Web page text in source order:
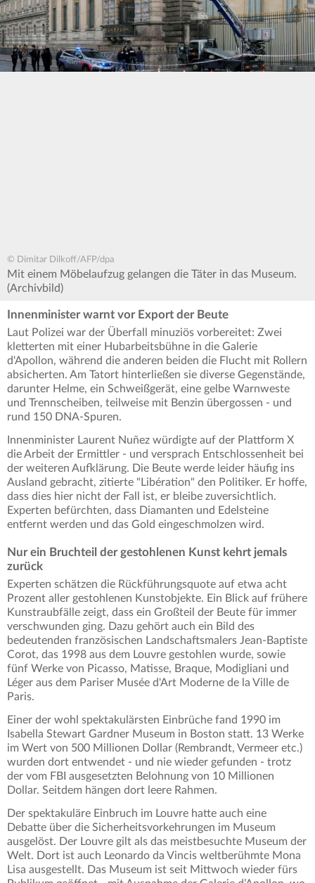
© Dimitar Dilkoff/AFP/dpa
Mit einem Möbelaufzug gelangen die Täter in das Museum.
(Archivbild)
Innenminister warnt vor Export der Beute
Laut Polizei war der Überfall minuziös vorbereitet: Zwei
kletterten mit einer Hubarbeitsbühne in die Galerie
d'Apollon, während die anderen beiden die Flucht mit Rollern
absicherten. Am Tatort hinterließen sie diverse Gegenstände,
darunter Helme, ein Schweißgerät, eine gelbe Warnweste
und Trennscheiben, teilweise mit Benzin übergossen - und
rund 150 DNA-Spuren.
Innenminister Laurent Nuñez würdigte auf der Plattform X
die Arbeit der Ermittler - und versprach Entschlossenheit bei
der weiteren Aufklärung. Die Beute werde leider häufig ins
Ausland gebracht, zitierte "Libération" den Politiker. Er hoffe,
dass dies hier nicht der Fall ist, er bleibe zuversichtlich.
Experten befürchten, dass Diamanten und Edelsteine
entfernt werden und das Gold eingeschmolzen wird.
Nur ein Bruchteil der gestohlenen Kunst kehrt jemals
zurück
Experten schätzen die Rückführungsquote auf etwa acht
Prozent aller gestohlenen Kunstobjekte. Ein Blick auf frühere
Kunstraubfälle zeigt, dass ein Großteil der Beute für immer
verschwunden ging. Dazu gehört auch ein Bild des
bedeutenden französischen Landschaftsmalers Jean-Baptiste
Corot, das 1998 aus dem Louvre gestohlen wurde, sowie
fünf Werke von Picasso, Matisse, Braque, Modigliani und
Léger aus dem Pariser Musée d'Art Moderne de la Ville de
Paris.
Einer der wohl spektakulärsten Einbrüche fand 1990 im
Isabella Stewart Gardner Museum in Boston statt. 13 Werke
im Wert von 500 Millionen Dollar (Rembrandt, Vermeer etc.)
wurden dort entwendet - und nie wieder gefunden - trotz
der vom FBI ausgesetzten Belohnung von 10 Millionen
Dollar. Seitdem hängen dort leere Rahmen.
Der spektakuläre Einbruch im Louvre hatte auch eine
Debatte über die Sicherheitsvorkehrungen im Museum
ausgelöst. Der Louvre gilt als das meistbesuchte Museum der
Welt. Dort ist auch Leonardo da Vincis weltberühmte Mona
Lisa ausgestellt. Das Museum ist seit Mittwoch wieder fürs